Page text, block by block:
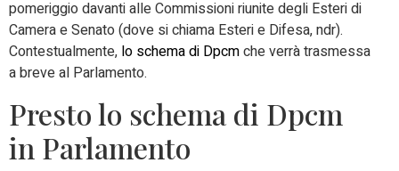
pomeriggio davanti alle Commissioni riunite degli Esteri di
Camera e Senato (dove si chiama Esteri e Difesa, ndr).
Contestualmente, lo schema di Dpcmche verrà trasmessa
a breve al Parlamento.
Presto lo schema di Dpcm
in Parlamento